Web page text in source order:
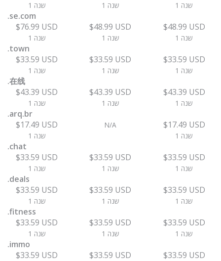
1 שנה 1 שנה 1 שנה
.se.com
$76.99 USD
1 שנה
$48.99 USD
1 שנה
$48.99 USD
1 שנה
.town
$33.59 USD
1 שנה
$33.59 USD
1 שנה
$33.59 USD
1 שנה
.在线
$43.39 USD
1 שנה
$43.39 USD
1 שנה
$43.39 USD
1 שנה
.arq.br
$17.49 USD
1 שנה
N/A $17.49 USD
1 שנה
.chat
$33.59 USD
1 שנה
$33.59 USD
1 שנה
$33.59 USD
1 שנה
.deals
$33.59 USD
1 שנה
$33.59 USD
1 שנה
$33.59 USD
1 שנה
.fitness
$33.59 USD
1 שנה
$33.59 USD
1 שנה
$33.59 USD
1 שנה
.immo
$33.59 USD
$33.59 USD $33.59 USD